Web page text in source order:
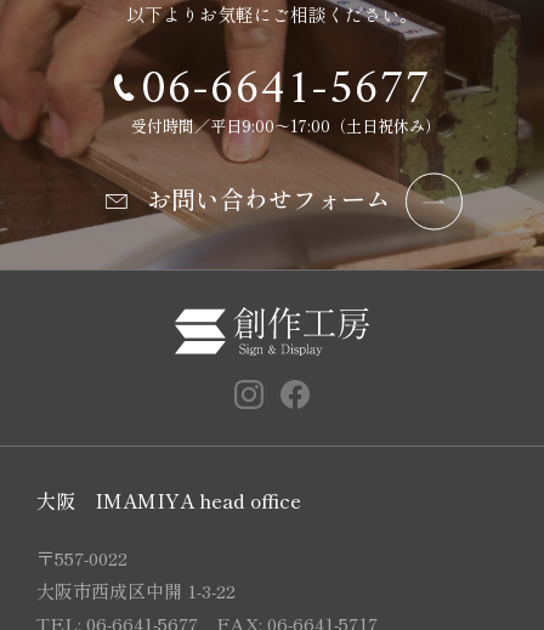
以下よりお気軽にご相談ください。
06-6641-5677
受付時間／平日9:00～17:00（土日祝休み）
お問い合わせフォーム
大阪 IMAMIYA head office
〒557-0022
大阪市西成区中開 1-3-22
TEL: 06-6641-5677 FAX: 06-6641-5717